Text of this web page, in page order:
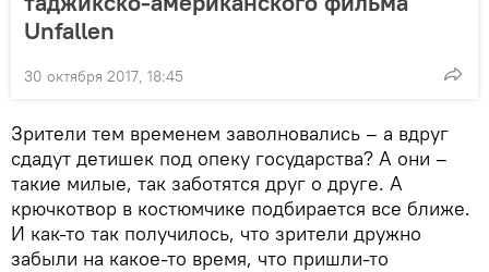
Unfallen
30 октября 2017, 18:45
Зрители тем временем заволновались – а вдруг
сдадут детишек под опеку государства? А они –
такие милые, так заботятся друг о друге. А
крючкотвор в костюмчике подбирается все ближе.
И как-то так получилось, что зрители дружно
забыли на какое-то время, что пришли-то